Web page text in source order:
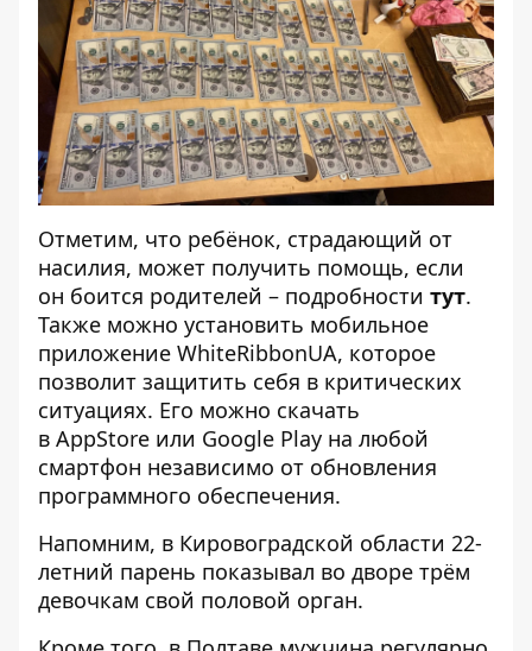
Отметим, что ребёнок, страдающий от
насилия, может получить помощь, если
он боится родителей – подробности тут.
Также можно установить мобильное
приложение WhiteRibbonUA, которое
позволит защитить себя в критических
ситуациях. Его можно скачать
в AppStore или Google Play на любой
смартфон независимо от обновления
программного обеспечения.
Напомним, в Кировоградской области 22-
летний парень показывал во дворе трём
девочкам свой половой орган.